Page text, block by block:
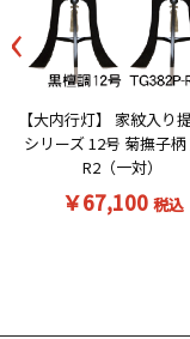
‹
【大内行灯】 家紋入り
シリーズ 12号 菊撫子
R2（一対）
￥67,100 税込